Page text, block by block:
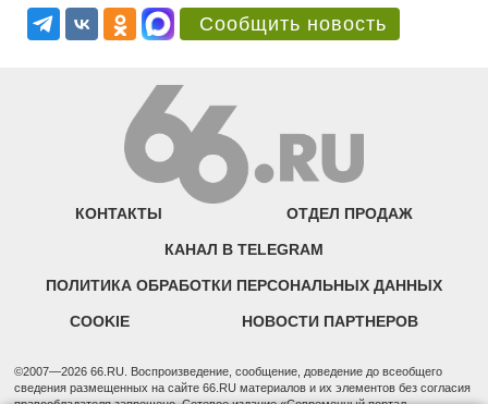
Сообщить новость
КОНТАКТЫ ОТДЕЛ ПРОДАЖ
КАНАЛ В TELEGRAM
ПОЛИТИКА ОБРАБОТКИ ПЕРСОНАЛЬНЫХ ДАННЫХ
COOKIE НОВОСТИ ПАРТНЕРОВ
©2007—2026 66.RU. Воспроизведение, сообщение, доведение до всеобщего
сведения размещенных на сайте 66.RU материалов и их элементов без согласия